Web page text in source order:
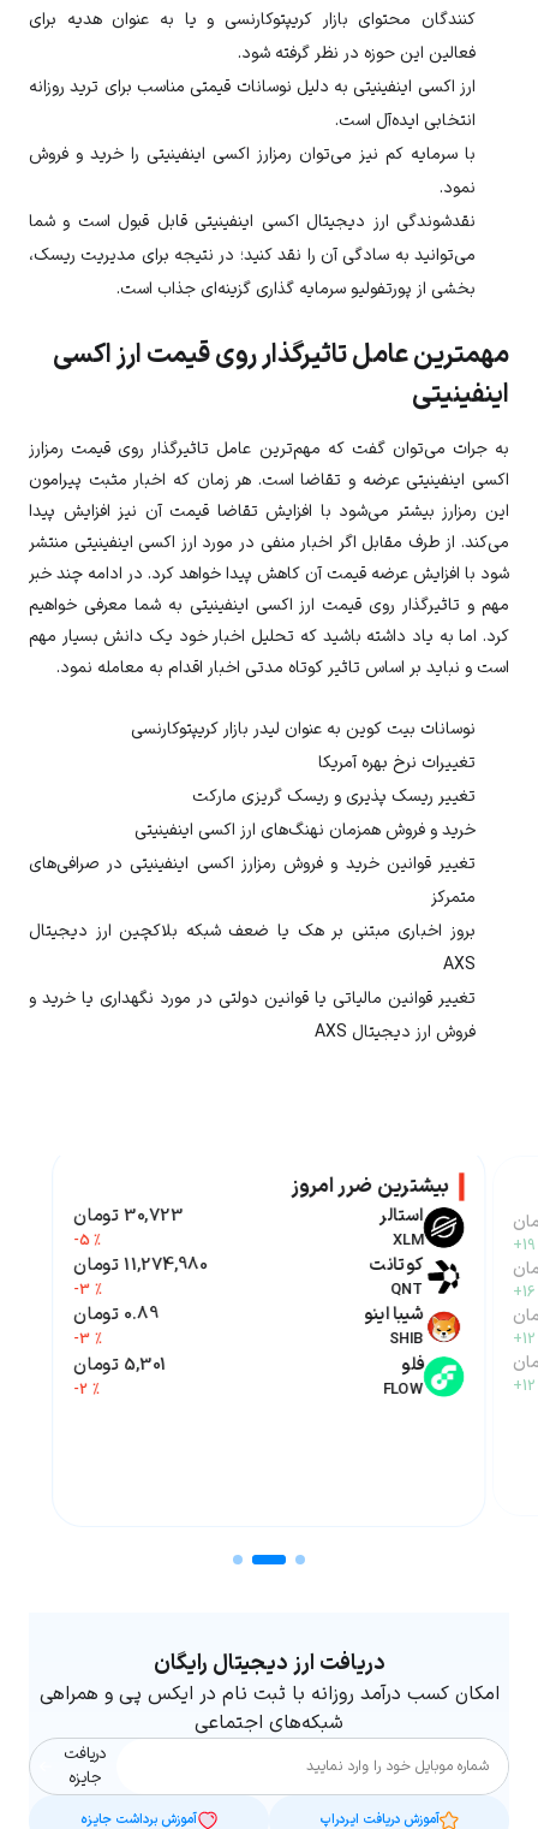
کنندگان محتوای بازار کریپتوکارنسی و یا به عنوان هدیه برای
فعالین این حوزه در نظر گرفته شود.
ارز اکسی اینفینیتی به دلیل نوسانات قیمتی مناسب برای ترید روزانه
انتخابی ایده‌آل است.
با سرمایه کم نیز می‌توان رمزارز اکسی اینفینیتی را خرید و فروش
نمود.
نقدشوندگی ارز دیجیتال اکسی اینفینیتی قابل قبول است و شما
می‌توانید به سادگی آن را نقد کنید؛ در نتیجه برای مدیریت ریسک،
بخشی از پورتفولیو سرمایه گذاری گزینه‌ای جذاب است.
مهمترین عامل تاثیرگذار روی قیمت ارز اکسی
اینفینیتی
به جرات می‌توان گفت که مهم‌ترین عامل تاثیرگذار روی قیمت رمزارز
اکسی اینفینیتی عرضه و تقاضا است. هر زمان که اخبار مثبت پیرامون
این رمزارز بیشتر می‌شود با افزایش تقاضا قیمت آن نیز افزایش پیدا
می‌کند. از طرف مقابل اگر اخبار منفی در مورد ارز اکسی اینفینیتی منتشر
شود با افزایش عرضه قیمت آن کاهش پیدا خواهد کرد. در ادامه چند خبر
مهم و تاثیرگذار روی قیمت ارز اکسی اینفینیتی به شما معرفی خواهیم
کرد. اما به یاد داشته باشید که تحلیل اخبار خود یک دانش بسیار مهم
است و نباید بر اساس تاثیر کوتاه مدتی اخبار اقدام به معامله نمود.
نوسانات بیت کوین به عنوان لیدر بازار کریپتوکارنسی
تغییرات نرخ بهره آمریکا
تغییر ریسک پذیری و ریسک گریزی مارکت
خرید و فروش همزمان نهنگ‌های ارز اکسی اینفینیتی
تغییر قوانین خرید و فروش رمزارز اکسی اینفینیتی در صرافی‌های
متمرکز
بروز اخباری مبتنی بر هک یا ضعف شبکه بلاکچین ارز دیجیتال
AXS
تغییر قوانین مالیاتی یا قوانین دولتی در مورد نگهداری یا خرید و
فروش ارز دیجیتال AXS
+19
+16
+12
+12
بیشترین ضرر امروز
استالر
XLM
30,723 تومان
-5 %
کوتانت
QNT
11,274,980 تومان
-3 %
شیبا اینو
SHIB
0.89 تومان
-3 %
فلو
FLOW
5,301 تومان
-2 %
دریافت ارز دیجیتال رایگان
امکان کسب درآمد روزانه با ثبت نام در ایکس پی و همراهی
شبکه‌های اجتماعی
شماره موبایل
دریافت
جایزه
آموزش دریافت ایردراپ آموزش برداشت جایزه